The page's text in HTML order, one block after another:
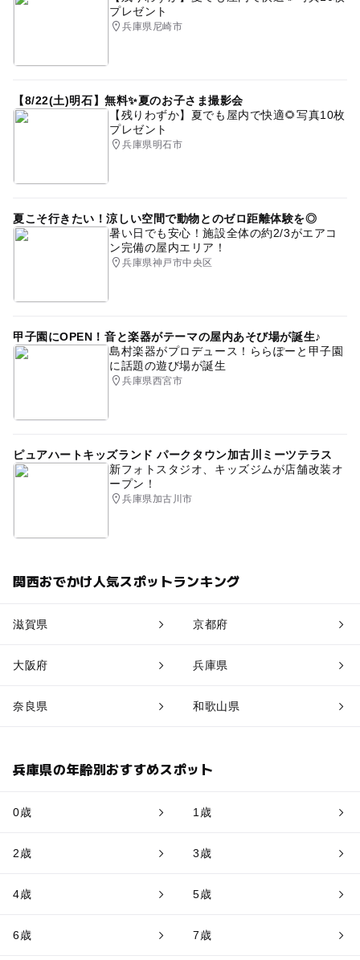
プレゼント
兵庫県尼崎市
【8/22(土)明石】無料✨夏のお子さま撮影会
【残りわずか】夏でも屋内で快適🌻写真10枚
プレゼント
兵庫県明石市
夏こそ行きたい！涼しい空間で動物とのゼロ距離体験を◎
暑い日でも安心！施設全体の約2/3がエアコ
ン完備の屋内エリア！
兵庫県神戸市中央区
甲子園にOPEN！音と楽器がテーマの屋内あそび場が誕生♪
島村楽器がプロデュース！ららぽーと甲子園
に話題の遊び場が誕生
兵庫県西宮市
ピュアハートキッズランド パークタウン加古川ミーツテラス
新フォトスタジオ、キッズジムが店舗改装オ
ープン！
兵庫県加古川市
関西おでかけ人気スポットランキング
滋賀県 京都府
大阪府 兵庫県
奈良県 和歌山県
兵庫県の年齢別おすすめスポット
0歳 1歳
2歳 3歳
4歳 5歳
6歳 7歳